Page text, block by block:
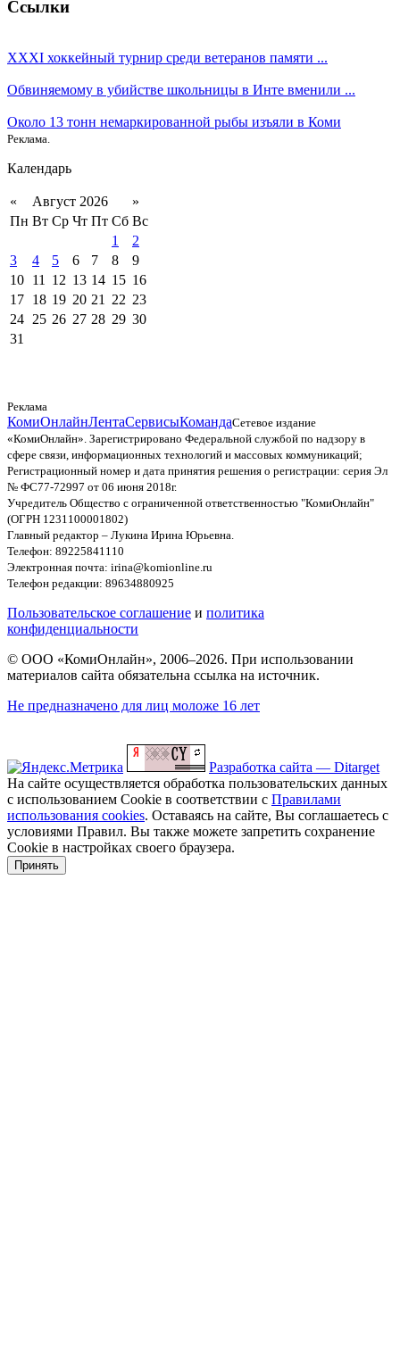
Ссылки
XXXI хоккейный турнир среди ветеранов памяти ...
Обвиняемому в убийстве школьницы в Инте вменили ...
Около 13 тонн немаркированной рыбы изъяли в Коми
Реклама.
Календарь
« Август 2026
»
Пн Вт Ср Чт Пт Сб Вс
1
2
3
4 5 6 7 8
9
10 11 12 13 14 15 16
17 18 19 20 21 22 23
24 25 26 27 28 29 30
31
Реклама
КомиОнлайнЛентаСервисыКомандаСетевое издание
«КомиОнлайн». Зарегистрировано Федеральной службой по надзору в
сфере связи, информационных технологий и массовых коммуникаций;
Регистрационный номер и дата принятия решения о регистрации: серия Эл
№ ФС77-72997 от 06 июня 2018г.
Учредитель Общество с ограниченной ответственностью "КомиОнлайн"
(ОГРН 1231100001802)
Главный редактор – Лукина Ирина Юрьевна.
Телефон: 89225841110
Электронная почта: irina@komionline.ru
Телефон редакции: 89634880925
Пользовательское соглашение и политика
конфиденциальности
© ООО «КомиОнлайн», 2006–2026. При использовании
материалов сайта обязательна ссылка на источник.
Не предназначено для лиц моложе 16 лет
Разработка сайта — Ditarget
На сайте осуществляется обработка пользовательских данных
с использованием Cookie в соответствии с Правилами
использования cookies. Оставаясь на сайте, Вы соглашаетесь с
условиями Правил. Вы также можете запретить сохранение
Cookie в настройках своего браузера.
Принять